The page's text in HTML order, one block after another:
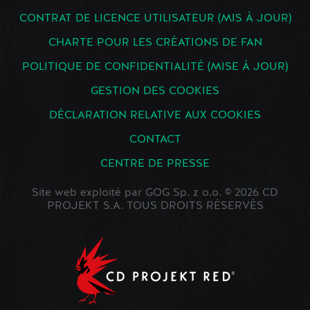
CONTRAT DE LICENCE UTILISATEUR (MIS À JOUR)
CHARTE POUR LES CRÉATIONS DE FAN
POLITIQUE DE CONFIDENTIALITÉ (MISE À JOUR)
GESTION DES COOKIES
DÉCLARATION RELATIVE AUX COOKIES
CONTACT
CENTRE DE PRESSE
Site web exploité par GOG Sp. z o.o. © 2026 CD
PROJEKT S.A. TOUS DROITS RÉSERVÉS